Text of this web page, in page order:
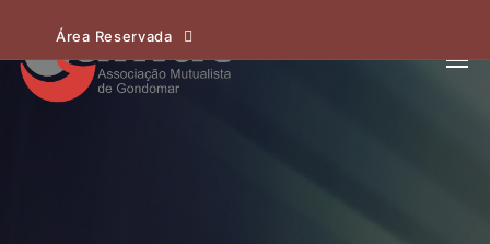
Área Reservada